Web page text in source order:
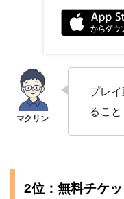
プレ
ること
2位：無料チケ